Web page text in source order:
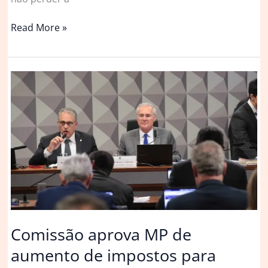
Câmara
retirada
da
MP
do
IOF
da
pauta;
texto
caduca
Read More »
Comissão aprova MP de
aumento de impostos para